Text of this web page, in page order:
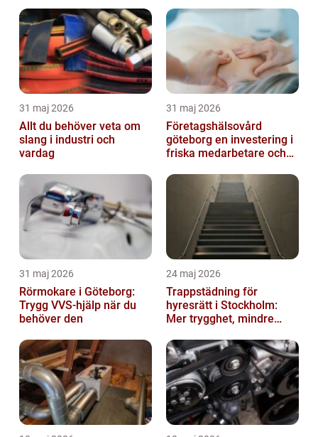
31 maj 2026
Allt du behöver veta om
slang i industri och
vardag
31 maj 2026
Företagshälsovård
göteborg en investering i
friska medarbetare och
31 maj 2026
Rörmokare i Göteborg:
Trygg VVS-hjälp när du
behöver den
24 maj 2026
Trappstädning för
hyresrätt i Stockholm:
Mer trygghet, mindre